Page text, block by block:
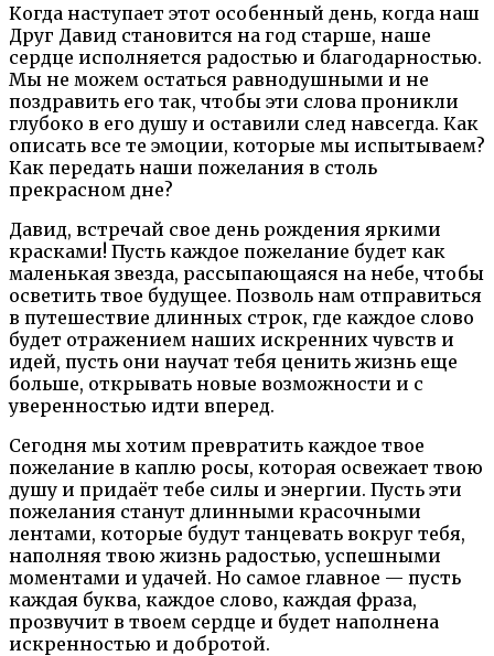
Когда наступает этот особенный день, когда наш
Друг Давид становится на год старше, наше
сердце исполняется радостью и благодарностью.
Мы не можем остаться равнодушными и не
поздравить его так, чтобы эти слова проникли
глубоко в его душу и оставили след навсегда. Как
описать все те эмоции, которые мы испытываем?
Как передать наши пожелания в столь
прекрасном дне?
Давид, встречай свое день рождения яркими
красками! Пусть каждое пожелание будет как
маленькая звезда, рассыпающаяся на небе, чтобы
осветить твое будущее. Позволь нам отправиться
в путешествие длинных строк, где каждое слово
будет отражением наших искренних чувств и
идей, пусть они научат тебя ценить жизнь еще
больше, открывать новые возможности и с
уверенностью идти вперед.
Сегодня мы хотим превратить каждое твое
пожелание в каплю росы, которая освежает твою
душу и придаёт тебе силы и энергии. Пусть эти
пожелания станут длинными красочными
лентами, которые будут танцевать вокруг тебя,
наполняя твою жизнь радостью, успешными
моментами и удачей. Но самое главное — пусть
каждая буква, каждое слово, каждая фраза,
прозвучит в твоем сердце и будет наполнена
искренностью и добротой.